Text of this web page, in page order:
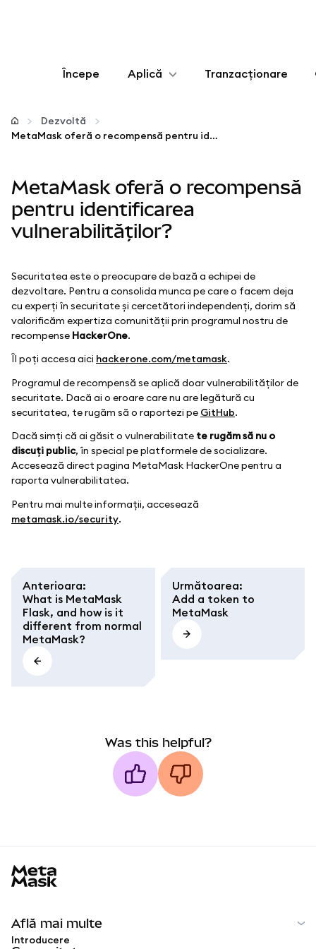
Începe Aplică
Configurează
Mai multe pe web3
Protejează-te
Tranzacționare
Dezvoltă
MetaMask oferă o recompensă pentru identificarea vulnerabilităților?
MetaMask oferă o recompensă
pentru identificarea
vulnerabilităților?
Securitatea este o preocupare de bază a echipei de
dezvoltare. Pentru a consolida munca pe care o facem deja
cu experți în securitate și cercetători independenți, dorim să
valorificăm expertiza comunității prin programul nostru de
recompense HackerOne.
Îl poți accesa aici hackerone.com/metamask.
Programul de recompensă se aplică doar vulnerabilităților de
securitate. Dacă ai o eroare care nu are legătură cu
securitatea, te rugăm să o raportezi pe GitHub.
Dacă simți că ai găsit o vulnerabilitate te rugăm să nu o
discuți public, în special pe platformele de socializare.
Accesează direct pagina MetaMask HackerOne pentru a
raporta vulnerabilitatea.
Pentru mai multe informații, accesează
metamask.io/security.
Anterioara:
What is MetaMask
Flask, and how is it
different from normal
MetaMask?
Următoarea:
Add a token to
MetaMask
Was this helpful?
Află mai multe
Introducere